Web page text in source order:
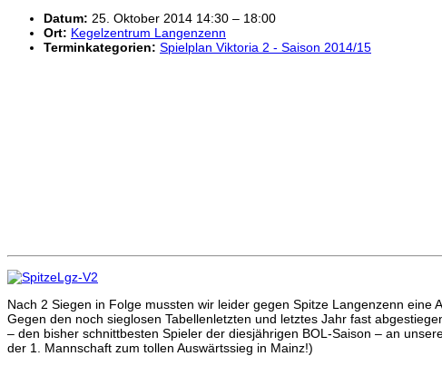
Datum: 25. Oktober 2014 14:30 – 18:00
Ort: Kegelzentrum Langenzenn
Terminkategorien: Spielplan Viktoria 2 - Saison 2014/15
Nach 2 Siegen in Folge mussten wir leider gegen Spitze Langenzenn eine
Gegen den noch sieglosen Tabellenletzten und letztes Jahr fast
– den bisher schnittbesten Spieler der diesjährigen BOL-Saison – an
der 1. Mannschaft zum tollen Auswärtssieg in Mainz!)